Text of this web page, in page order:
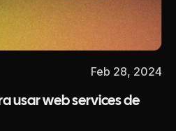
Feb 28, 2024
usar web services de